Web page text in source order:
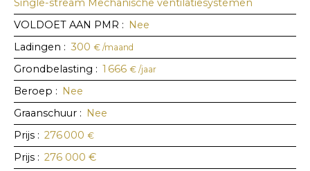
Single-stream Mechanische ventilatiesystemen
VOLDOET AAN PMR :
Nee
Ladingen : 300 € /maand
Grondbelasting : 1 666 € /jaar
Beroep :
Nee
Graanschuur :
Nee
Prijs : 276 000 €
Prijs : 276 000 €